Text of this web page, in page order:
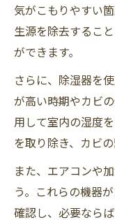
気がこもりやすい
生源を除去するこ
ができます。
さらに、除湿器を
が高い時期やカビ
用して室内の湿度
を取り除き、カビ
また、エアコンや
う。これらの機器
確認し、必要なら